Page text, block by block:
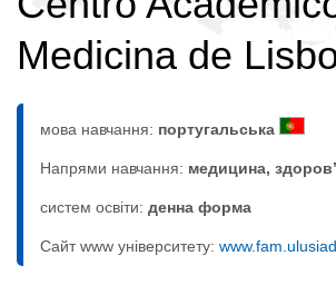
Medicina de
мова навчання: португальська
Напрями навчання: медицина,
систем освіти: денна форма
Сайт www університету: